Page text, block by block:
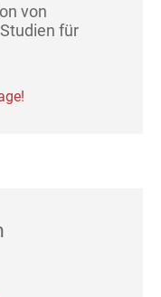
von
für